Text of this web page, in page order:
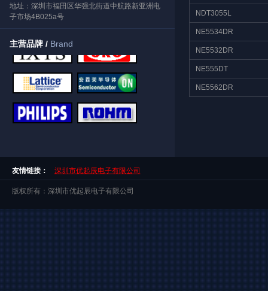
地址：深圳市福田区华强北街道中航路新亚洲电
子市场4B025a号
主营品牌 / Brand
NDT3055L
NE5534DR
NE5532DR
NE555DT
NE5562DR
友情链接： 深圳市优起辰电子有限公司
版权所有：深圳市优起辰电子有限公司